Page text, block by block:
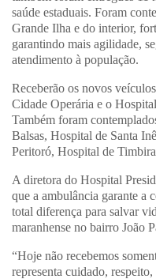
saúde estaduais. Foram
Grande Ilha e do interior,
garantindo mais agilidade,
atendimento à população.
Receberão os novos
Cidade Operária e o
Também foram
Balsas, Hospital de Santa
Peritoró, Hospital de
A diretora do Hospital
que a ambulância garante a
total diferença para salvar
maranhense no bairro João
“Hoje não recebemos
representa cuidado,